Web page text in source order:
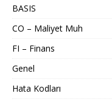
BASIS
CO – Maliyet Muh
FI – Finans
Genel
Hata Kodları